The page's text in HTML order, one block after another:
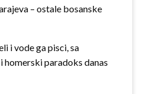
– ostale bosanske
i vode ga pisci, sa
homerski paradoks danas